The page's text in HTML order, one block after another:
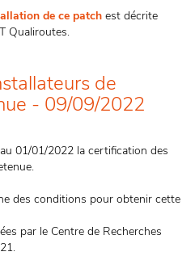
de ce patch est décrite
Qualiroutes.
de
- 09/09/2022
01/01/2022 la certification des
des conditions pour obtenir cette
par le Centre de Recherches